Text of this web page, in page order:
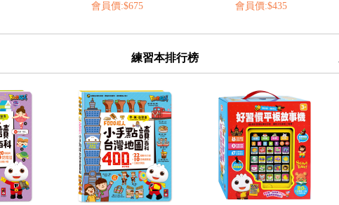
會員價:$435
會員價:$360
練習本排行榜